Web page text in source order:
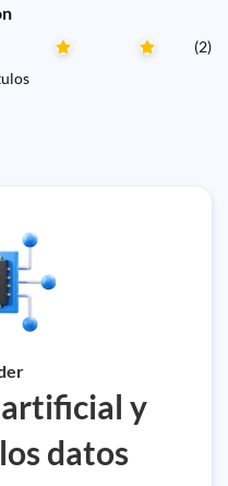
(2)
y
datos